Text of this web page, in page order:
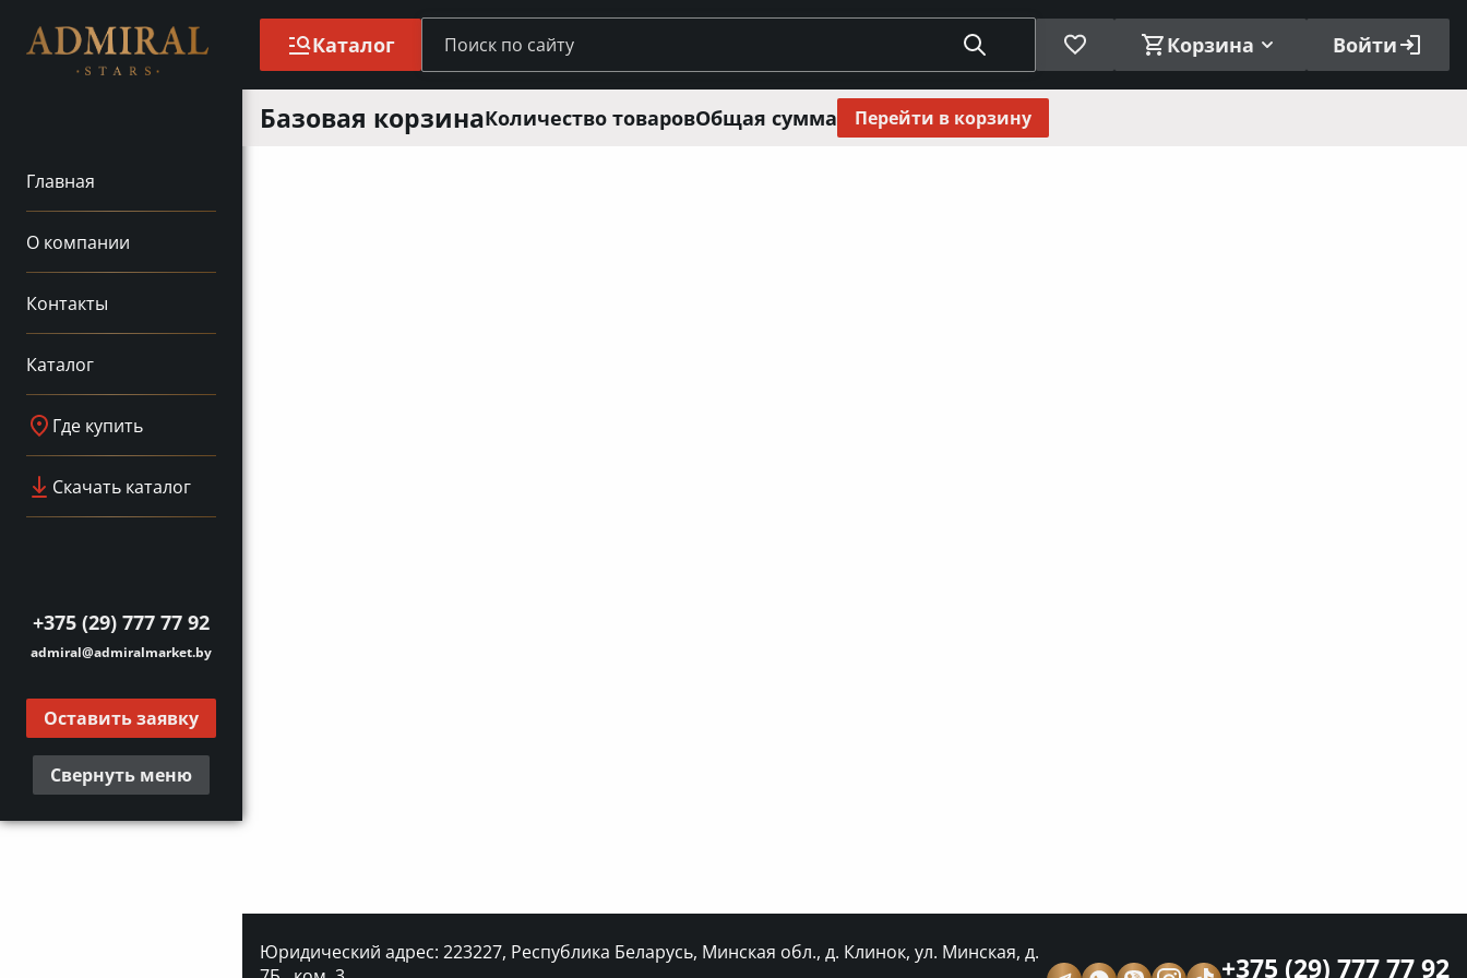
Главная
О компании
Контакты
Каталог
Где купить
Скачать каталог
+375 (29) 777 77 92
admiral@admiralmarket.by
Оставить заявку
Свернуть меню
Каталог Корзина Войти
Базовая корзинаКоличество товаровОбщая сумма Перейти в корзину
Юридический адрес: 223227, Республика Беларусь, Минская обл., д. Клинок, ул. Минская, д.
+375 (29) 777 77 92